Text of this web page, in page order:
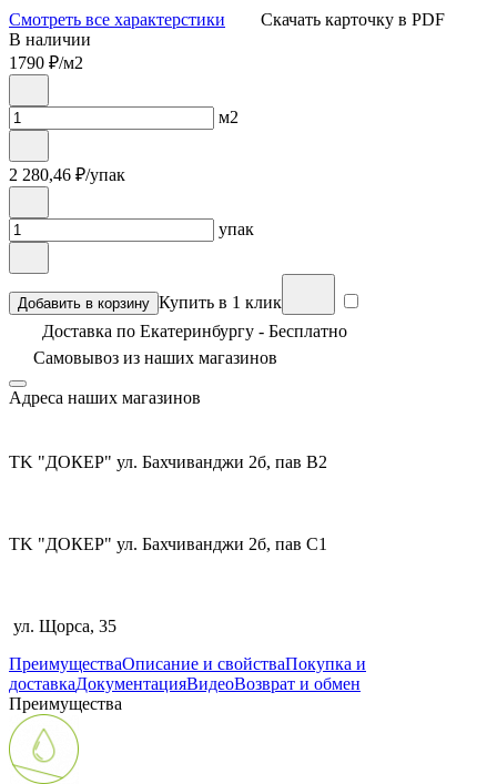
Смотреть все характерстики
Скачать карточку в PDF
В наличии
1790 ₽/м2
м2
2 280,46 ₽/упак
упак
Добавить в корзину Купить в 1 клик
Доставка по Екатеринбургу - Бесплатно
Самовывоз из наших магазинов
Адреса наших магазинов
TK "ДОКЕР" ул. Бахчиванджи 2б, пав В2
TK "ДОКЕР" ул. Бахчиванджи 2б, пав С1
ул. Щорса, 35
ПреимуществаОписание и свойстваПокупка и
доставкаДокументацияВидеоВозврат и обмен
Преимущества